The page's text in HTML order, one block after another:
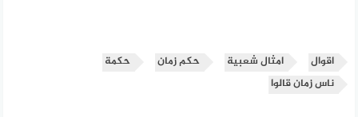
اقوال امثال شعبية حكم زمان
حكمة
ناس زمان قالوا